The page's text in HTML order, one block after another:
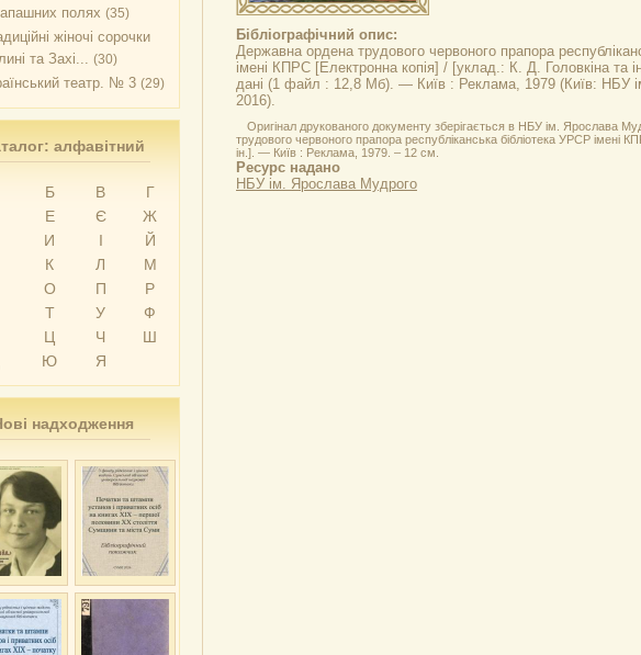
полях (35)
жіночі сорочки
та Захі... (30)
театр. № 3 (29)
алфавітний
Б В
Г
Е Є
Ж
И І
Й
К Л
М
О П
Р
Т У
Ф
Ц Ч
Ш
Ю Я
надходження
Бібліографічний опис:
Державна ордена трудового червоного прапора
імені КПРС [Електронна копія] / [уклад.: К. Д. Головкіна та
дані (1 файл : 12,8 Мб). — Київ : Реклама, 1979 (Київ: НБУ
2016).
Оригінал друкованого документу зберігається в НБУ ім. Ярослава
трудового червоного прапора республіканська бібліотека УРСР імені
ін.]. — Київ : Реклама, 1979. – 12 см.
Ресурс надано
НБУ ім. Ярослава Мудрого